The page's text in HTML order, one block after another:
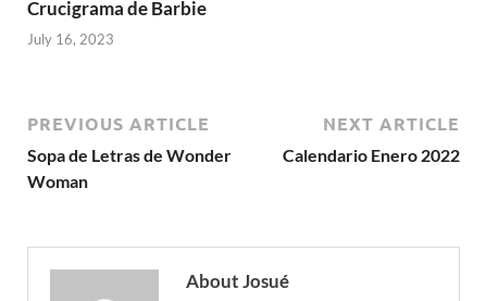
Crucigrama de Barbie
July 16, 2023
PREVIOUS ARTICLE
Sopa de Letras de Wonder
Woman
NEXT ARTICLE
Calendario Enero 2022
About Josué